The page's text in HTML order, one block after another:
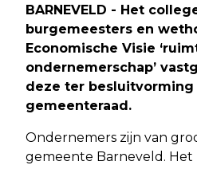
BARNEVELD - Het
burgemeesters en
Economische Visie
ondernemerschap’
deze ter besluitvorming
gemeenteraad.
Ondernemers zijn van
gemeente Barneveld. Het